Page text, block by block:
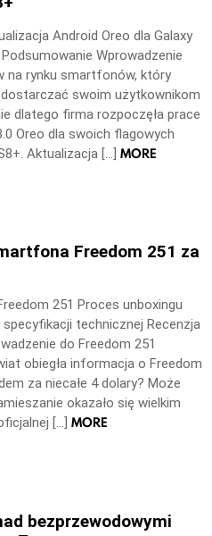
Android Oreo dla Galaxy
Wprowadzenie
na rynku smartfonów, który
swoim użytkownikom
dlatego firma rozpoczęła prace
Oreo dla swoich flagowych
Aktualizacja […] MORE
Freedom 251 za
251 Proces unboxingu
technicznej Recenzja
do Freedom 251
obiegła informacja o Freedom
za niecałe 4 dolary? Może
okazało się wielkim
[…] MORE
bezprzewodowymi